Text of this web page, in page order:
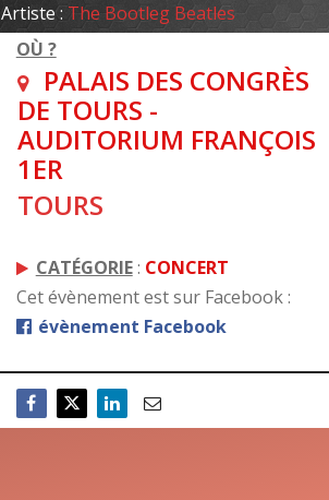
Artiste : The Bootleg Beatles
OÙ ?
PALAIS DES CONGRÈS
DE TOURS -
AUDITORIUM FRANÇOIS
1ER
TOURS
CATÉGORIE: CONCERT
Cet évènement est sur Facebook :
évènement Facebook